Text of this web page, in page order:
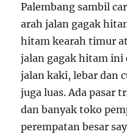
Palembang sambil
arah jalan gagak
hitam kearah timur
jalan gagak hitam
jalan kaki, lebar dan
juga luas. Ada pasar
dan banyak toko
perempatan besar